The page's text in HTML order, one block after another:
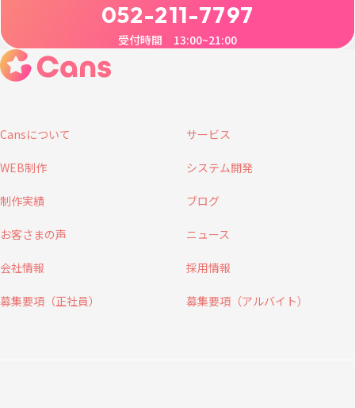
052-211-7797
受付時間 13:00~21:00
Cansについて サービス
WEB制作 システム開発
制作実績 ブログ
お客さまの声 ニュース
会社情報 採用情報
募集要項（正社員） 募集要項（アルバイト）